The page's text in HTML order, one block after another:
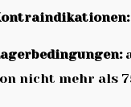
nicht mehr als